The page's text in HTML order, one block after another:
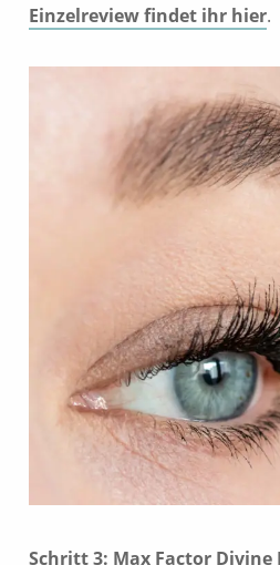
Einzelreview findet ihr hier.
Schritt 3: Max Factor Divine